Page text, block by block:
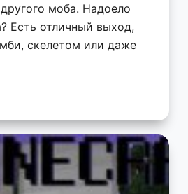
моба. Надоело
Есть отличный выход,
скелетом или даже